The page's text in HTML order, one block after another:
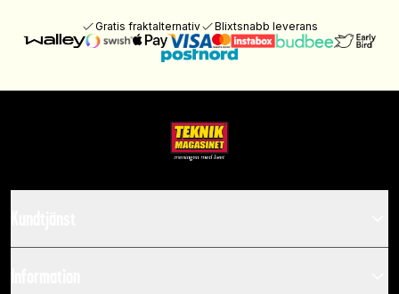
Gratis fraktalternativ Blixtsnabb leverans